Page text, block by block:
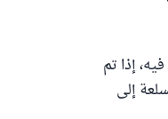
إذا تم
إلى